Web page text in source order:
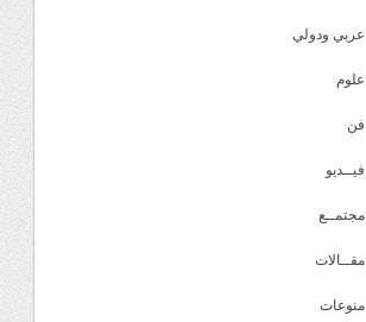
عربي ودولي
علوم
فن
فيــديو
مجتمــع
مقــالات
منوعات